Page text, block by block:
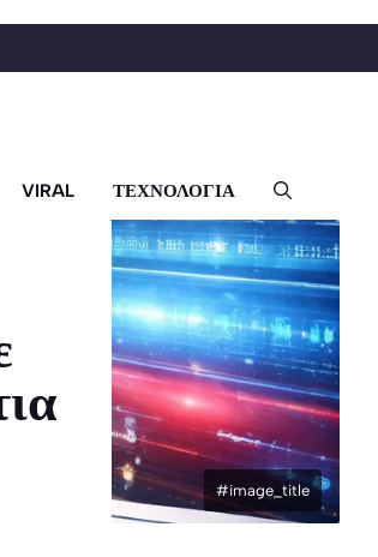
VIRAL ΤΕΧΝΟΛΟΓΙΑ
#image_title